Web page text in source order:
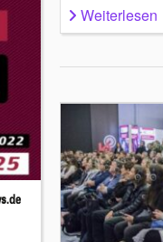
Weiterlesen